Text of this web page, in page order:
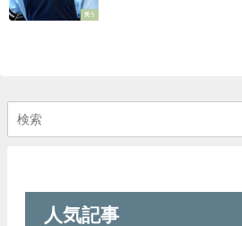
笑う
人気記事